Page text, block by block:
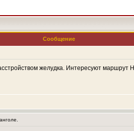
Сообщение
желудка. Интересуют маршрут